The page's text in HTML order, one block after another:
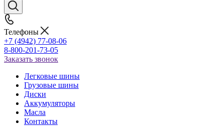
Телефоны
+7 (4942) 77-08-06
8-800-201-73-05
Заказать звонок
Легковые шины
Грузовые шины
Диски
Аккумуляторы
Масла
Контакты